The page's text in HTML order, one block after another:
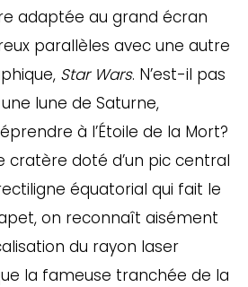
adaptée au grand écran
parallèles avec une autre
Star Wars. N’est-il pas
lune de Saturne,
à l’Étoile de la Mort?
cratère doté d’un pic central
équatorial qui fait le
on reconnaît aisément
du rayon laser
la fameuse tranchée de la